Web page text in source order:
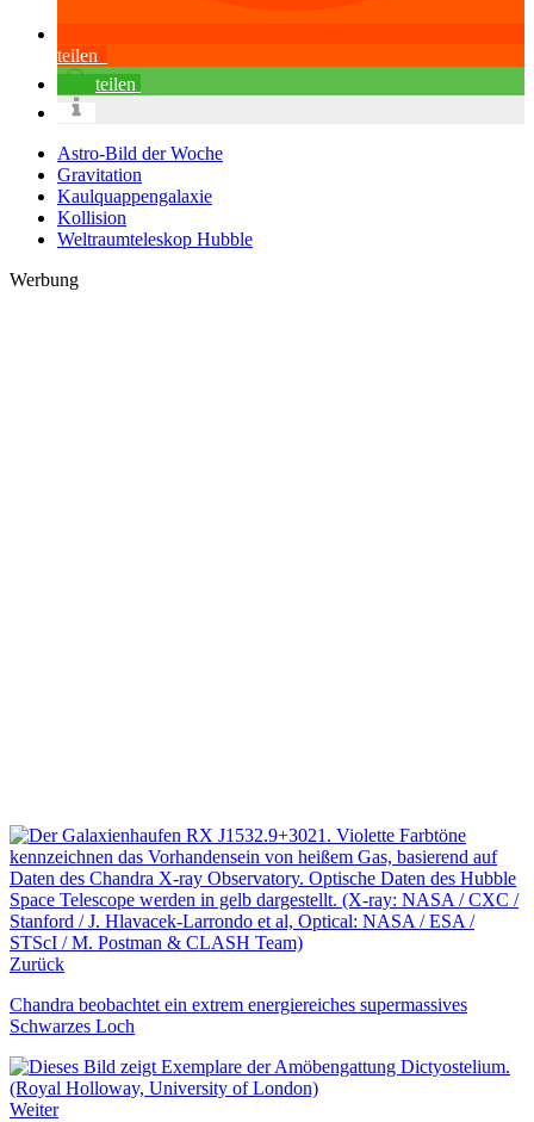
teilen
teilen
Astro-Bild der Woche
Gravitation
Kaulquappengalaxie
Kollision
Weltraumteleskop Hubble
Werbung
Zurück
Chandra beobachtet ein extrem energiereiches supermassives
Schwarzes Loch
Weiter